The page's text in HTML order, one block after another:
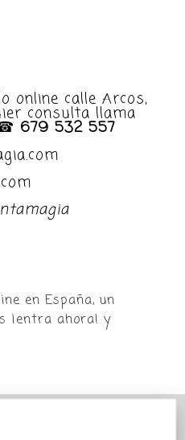
online calle Arcos,
consulta llama
679 532 557
en España, un
¡entra ahora! y